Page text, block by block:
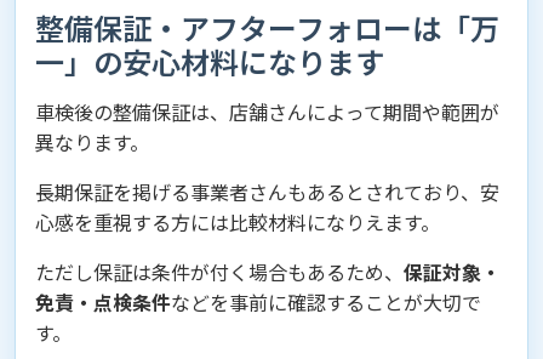
整備保証・アフターフォローは「万
一」の安心材料になります
車検後の整備保証は、店舗さんによって期間や範囲が
異なります。
長期保証を掲げる事業者さんもあるとされており、安
心感を重視する方には比較材料になりえます。
ただし保証は条件が付く場合もあるため、 保証対象・
免責・点検条件などを事前に確認することが大切で
す。